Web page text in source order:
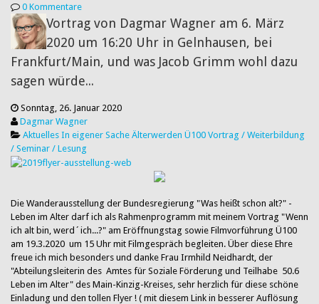
0 Kommentare
Vortrag von Dagmar Wagner am 6. März
2020 um 16:20 Uhr in Gelnhausen, bei
Frankfurt/Main, und was Jacob Grimm wohl dazu
sagen würde...
Sonntag, 26. Januar 2020
Dagmar Wagner
Aktuelles In eigener Sache Älterwerden Ü100 Vortrag / Weiterbildung
/ Seminar / Lesung
Die Wanderausstellung der Bundesregierung "Was heißt schon alt?" -
Leben im Alter darf ich als Rahmenprogramm mit meinem Vortrag "Wenn
ich alt bin, werd´ich...?" am Eröffnungstag sowie Filmvorführung Ü100
am 19.3.2020 um 15 Uhr mit Filmgespräch begleiten. Über diese Ehre
freue ich mich besonders und danke Frau Irmhild Neidhardt, der
"Abteilungsleiterin des Amtes für Soziale Förderung und Teilhabe 50.6
Leben im Alter" des Main-Kinzig-Kreises, sehr herzlich für diese schöne
Einladung und den tollen Flyer ! ( mit diesem Link in besserer Auflösung